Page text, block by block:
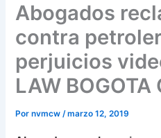
Abogados
contra
perjuicios
LAW BOGOTA
Pornvmcw/marzo 12, 2019